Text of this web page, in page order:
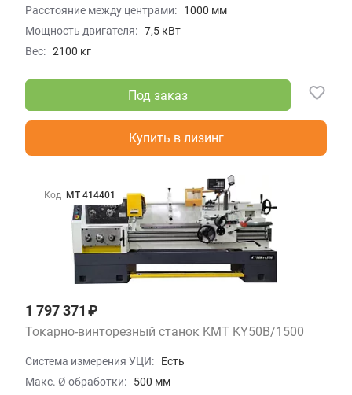
Расстояние между центрами:
1000 мм
Мощность двигателя: 7,5 кВт
Вес: 2100 кг
Под заказ
Купить в лизинг
1 797 371 ₽
Токарно-винторезный станок KMT KY50B/1500
Система измерения УЦИ:
Есть
Макс. Ø обработки:
500 мм
Код МТ 414401